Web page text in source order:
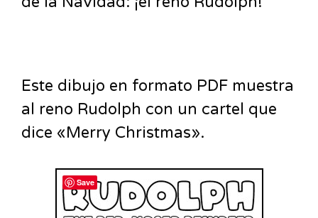
Este dibujo en formato PDF muestra
al reno Rudolph con un cartel que
dice «Merry Christmas».
Save